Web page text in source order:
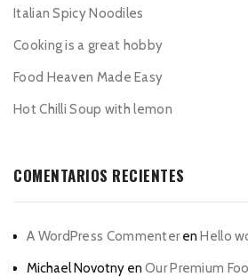
Italian Spicy Noodiles
Cooking is a great hobby
Food Heaven Made Easy
Hot Chilli Soup with lemon
COMENTARIOS RECIENTES
A WordPress CommenterenHello
Michael Novotny en Our Premium